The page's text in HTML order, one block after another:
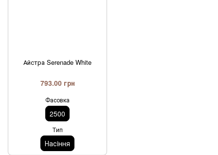
Айстра Serenade White
793.00 грн
Фасовка
2500
Тип
Насiння